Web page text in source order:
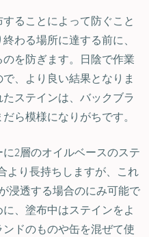
ることによって防ぐこと
わる場所に達する前に、
を防ぎます。日陰で作業
、より良い結果となりま
ステインは、バックブラ
ら模様になりがちです。
2層のオイルベースのステ
より長持ちしますが、これ
浸透する場合のにみ可能で
、塗布中はステインをよ
ドのものや缶を混ぜて使